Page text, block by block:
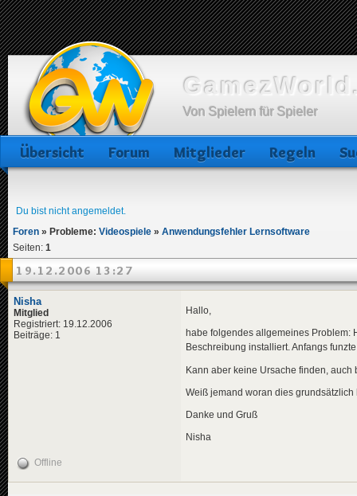
Von Spielern für Spieler
Übersicht Forum Mitglieder Regeln
Du bist nicht angemeldet.
Foren » Probleme: Videospiele » Anwendungsfehler Lernsoftware
Seiten: 1
19.12.2006 13:27
Nisha
Mitglied
Registriert: 19.12.2006
Beiträge: 1
Hallo,
habe folgendes allgemeines Problem:
Beschreibung installiert. Anfangs
Kann aber keine Ursache finden,
Weiß jemand woran dies
Danke und Gruß
Nisha
Offline